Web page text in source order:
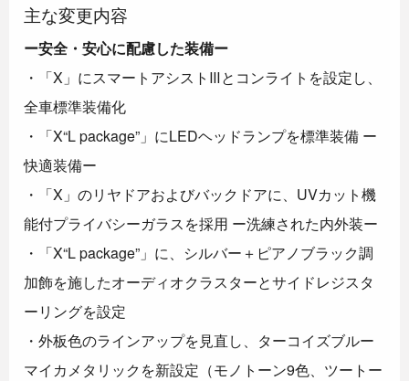
主な変更内容
ー安全・安心に配慮した装備ー
・「X」にスマートアシストⅢとコンライトを設定し、
全車標準装備化
・「X“L package”」にLEDヘッドランプを標準装備 ー
快適装備ー
・「X」のリヤドアおよびバックドアに、UVカット機
能付プライバシーガラスを採用 ー洗練された内外装ー
・「X“L package”」に、シルバー＋ピアノブラック調
加飾を施したオーディオクラスターとサイドレジスタ
ーリングを設定
・外板色のラインアップを見直し、ターコイズブルー
マイカメタリックを新設定（モノトーン9色、ツートー